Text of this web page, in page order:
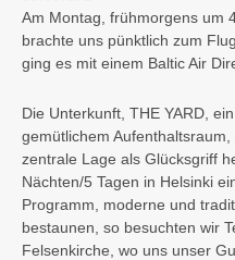
Am Montag, frühmorgens um
brachte uns pünktlich zum
ging es mit einem Baltic Air
Die Unterkunft, THE YARD,
gemütlichem
zentrale Lage als Glücksgriff
Nächten/5 Tagen in Helsinki
Programm, moderne und
bestaunen, so besuchten wir
Felsenkirche, wo uns unser